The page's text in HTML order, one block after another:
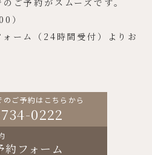
ご予約がスムーズです。
）
ーム（24時間受付）よりお
のご予約はこちらから
0222
約フォーム